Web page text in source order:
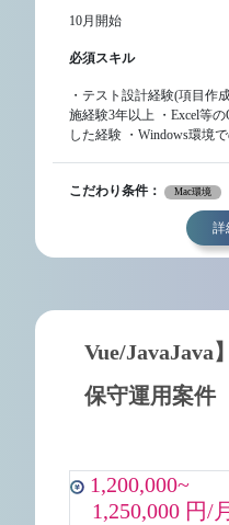
10月開始
必須スキル
・テスト設計経験(項目作
施経験3年以上 ・Excel等
した経験 ・Windows環境
こだわり条件： Mac環境
詳
Vue/JavaJava
保守運用案件
1,200,000~
1,250,000 円/月